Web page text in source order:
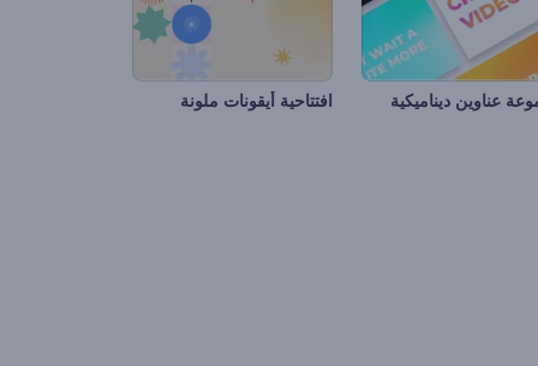
عناوين ديناميكية افتتاحية أيقونات ملونة